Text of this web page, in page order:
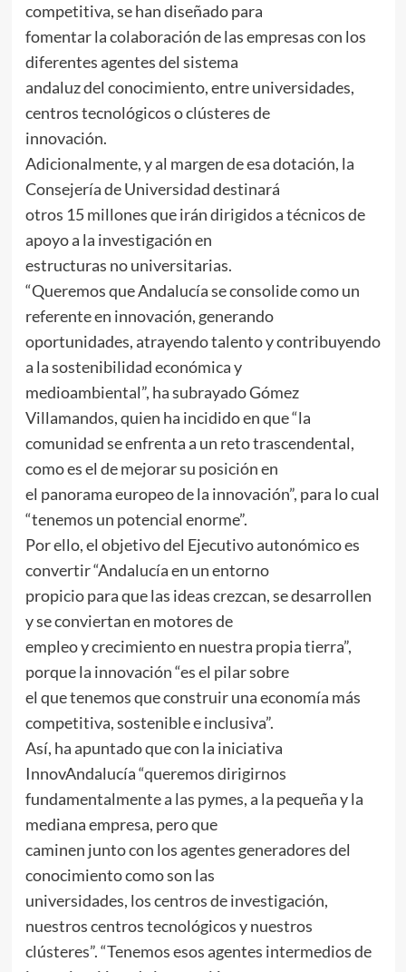
competitiva, se han diseñado para
fomentar la colaboración de las empresas con los
diferentes agentes del sistema
andaluz del conocimiento, entre universidades,
centros tecnológicos o clústeres de
innovación.
Adicionalmente, y al margen de esa dotación, la
Consejería de Universidad destinará
otros 15 millones que irán dirigidos a técnicos de
apoyo a la investigación en
estructuras no universitarias.
“Queremos que Andalucía se consolide como un
referente en innovación, generando
oportunidades, atrayendo talento y contribuyendo
a la sostenibilidad económica y
medioambiental”, ha subrayado Gómez
Villamandos, quien ha incidido en que “la
comunidad se enfrenta a un reto trascendental,
como es el de mejorar su posición en
el panorama europeo de la innovación”, para lo cual
“tenemos un potencial enorme”.
Por ello, el objetivo del Ejecutivo autonómico es
convertir “Andalucía en un entorno
propicio para que las ideas crezcan, se desarrollen
y se conviertan en motores de
empleo y crecimiento en nuestra propia tierra”,
porque la innovación “es el pilar sobre
el que tenemos que construir una economía más
competitiva, sostenible e inclusiva”.
Así, ha apuntado que con la iniciativa
InnovAndalucía “queremos dirigirnos
fundamentalmente a las pymes, a la pequeña y la
mediana empresa, pero que
caminen junto con los agentes generadores del
conocimiento como son las
universidades, los centros de investigación,
nuestros centros tecnológicos y nuestros
clústeres”. “Tenemos esos agentes intermedios de